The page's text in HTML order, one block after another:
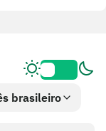
brasileiro